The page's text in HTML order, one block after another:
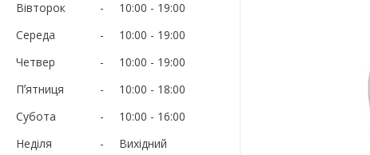
Вівторок
10:00
19:00
Середа
10:00
19:00
Четвер
10:00
19:00
Пʼятниця
10:00
18:00
Субота
10:00
16:00
Неділя
Вихідний